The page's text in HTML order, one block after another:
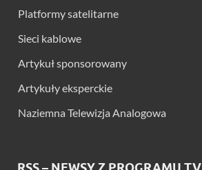
Platformy satelitarne
Sieci kablowe
Artykuł sponsorowany
Artykuły eksperckie
Naziemna Telewizja Analogowa